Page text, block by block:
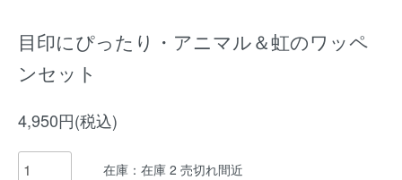
目印にぴったり・アニマル＆虹のワッペ
ンセット
4,950円(税込)
在庫：在庫 2 売切れ間近